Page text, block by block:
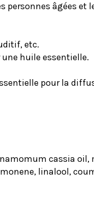
personnes âgées et
etc.
huile essentielle.
pour la
cassia
linalool,